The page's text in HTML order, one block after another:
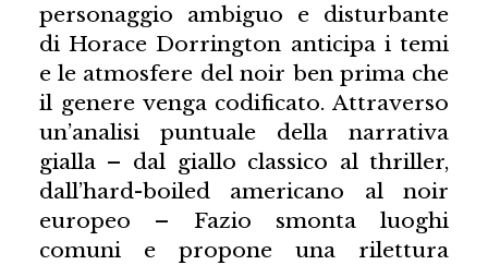
personaggio ambiguo e disturbante
di Horace Dorrington anticipa i temi
e le atmosfere del noir ben prima che
il genere venga codificato. Attraverso
un’analisi puntuale della narrativa
gialla – dal giallo classico al thriller,
dall’hard-boiled americano al noir
europeo – Fazio smonta luoghi
comuni e propone una rilettura